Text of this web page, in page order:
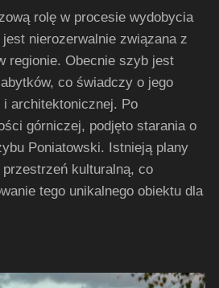
rolę w procesie wydobycia
nierozerwalnie związana z
regionie. Obecnie szyb jest
co świadczy o jego
architektonicznej. Po
górniczej, podjęto starania o
Poniatowski. Istnieją plany
przestrzeń kulturalną, co
tego unikalnego obiektu dla